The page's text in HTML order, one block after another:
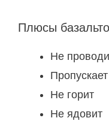
Плюсы
Не
Не горит
Не ядовит